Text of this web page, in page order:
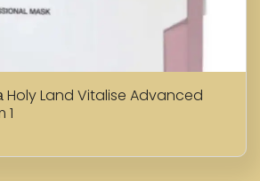
Holy Land Vitalise Advanced
1